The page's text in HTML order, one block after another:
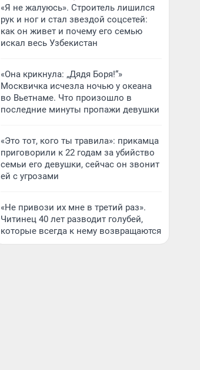
«Я не жалуюсь». Строитель лишился
рук и ног и стал звездой соцсетей:
как он живет и почему его семью
искал весь Узбекистан
«Она крикнула: „Дядя Боря!“»
Москвичка исчезла ночью у океана
во Вьетнаме. Что произошло в
последние минуты пропажи девушки
«Это тот, кого ты травила»: прикамца
приговорили к 22 годам за убийство
семьи его девушки, сейчас он звонит
ей с угрозами
«Не привози их мне в третий раз».
Читинец 40 лет разводит голубей,
которые всегда к нему возвращаются